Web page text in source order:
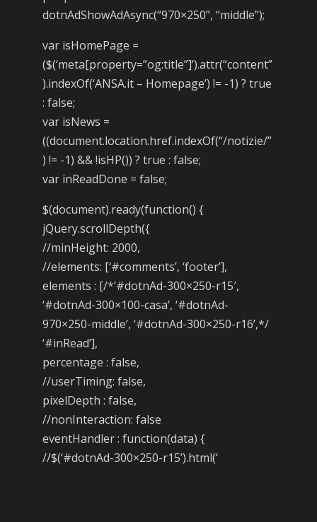
dotnAdShowAdAsync(“970×250”, “middle”);
var isHomePage =
($(‘meta[property=”og:title”]’).attr(“content”
).indexOf(‘ANSA.it – Homepage’) != -1) ? true
: false;
var isNews =
((document.location.href.indexOf(“/notizie/”
) != -1) && !isHP()) ? true : false;
var inReadDone = false;
$(document).ready(function() {
jQuery.scrollDepth({
//minHeight: 2000,
//elements: [‘#comments’, ‘footer’],
elements : [/*’#dotnAd-300×250-r15′,
‘#dotnAd-300×100-casa’, ‘#dotnAd-
970×250-middle’, ‘#dotnAd-300×250-r16’,*/
‘#inRead’],
percentage : false,
//userTiming: false,
pixelDepth : false,
//nonInteraction: false
eventHandler : function(data) {
//$(‘#dotnAd-300×250-r15’).html(‘